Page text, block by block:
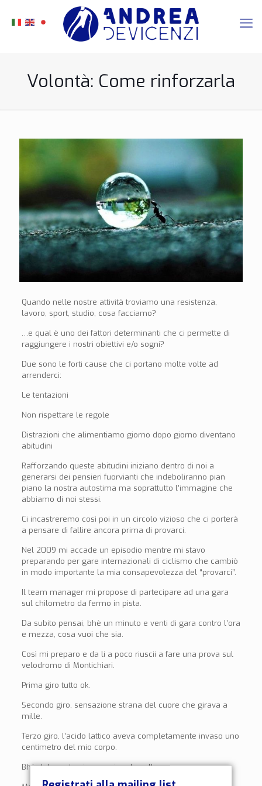
Volontà: Come rinforzarla
Quando nelle nostre attività troviamo una resistenza,
lavoro, sport, studio, cosa facciamo?
…e qual è uno dei fattori determinanti che ci permette di
raggiungere i nostri obiettivi e/o sogni?
Due sono le forti cause che ci portano molte volte ad
arrenderci:
Le tentazioni
Non rispettare le regole
Distrazioni che alimentiamo giorno dopo giorno diventano
abitudini
Rafforzando queste abitudini iniziano dentro di noi a
generarsi dei pensieri fuorvianti che indeboliranno pian
piano la nostra autostima ma soprattutto l’immagine che
abbiamo di noi stessi.
Ci incastreremo così poi in un circolo vizioso che ci porterà
a pensare di fallire ancora prima di provarci.
Nel 2009 mi accade un episodio mentre mi stavo
preparando per gare internazionali di ciclismo che cambiò
in modo importante la mia consapevolezza del “provarci”.
Il team manager mi propose di partecipare ad una gara
sul chilometro da fermo in pista.
Da subito pensai, bhè un minuto e venti di gara contro l’ora
e mezza, cosa vuoi che sia.
Così mi preparo e da li a poco riuscii a fare una prova sul
velodromo di Montichiari.
Prima giro tutto ok.
Secondo giro, sensazione strana del cuore che girava a
mille.
Terzo giro, l’acido lattico aveva completamente invaso uno
centimetro del mio corpo.
Bhè del quarto giro non ricordo nulla.